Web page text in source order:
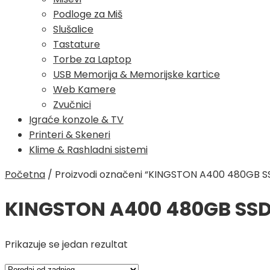
Podloge za Miš
Slušalice
Tastature
Torbe za Laptop
USB Memorija & Memorijske kartice
Web Kamere
Zvučnici
Igraće konzole & TV
Printeri & Skeneri
Klime & Rashladni sistemi
Početna / Proizvodi označeni “KINGSTON A400 480GB
KINGSTON A400 480GB
Prikazuje se jedan rezultat